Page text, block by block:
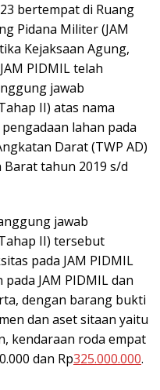
bertempat di Ruang
Pidana Militer (JAM
Kejaksaan Agung,
PIDMIL telah
jawab
II) atas nama
lahan pada
Darat (TWP AD)
Barat tahun 2019 s/d
jawab
II) tersebut
pada JAM PIDMIL
JAM PIDMIL dan
dengan barang bukti
dan aset sitaan yaitu
kendaraan roda empat
dan Rp325.000.000.